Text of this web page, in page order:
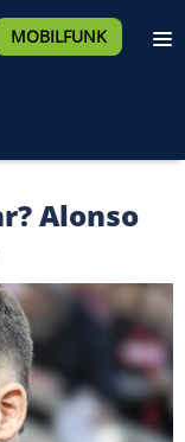
MOBILFUNK
Alonso